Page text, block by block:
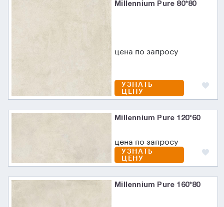
Millennium Pure 80*80
цена по запросу
УЗНАТЬ
ЦЕНУ
Millennium Pure 120*60
цена по запросу
УЗНАТЬ
ЦЕНУ
Millennium Pure 160*80